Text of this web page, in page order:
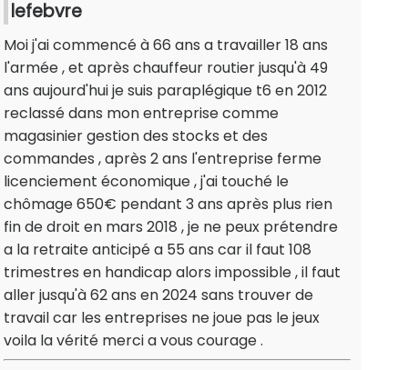
lefebvre
Moi j'ai commencé à 66 ans a travailler 18 ans
l'armée , et après chauffeur routier jusqu'à 49
ans aujourd'hui je suis paraplégique t6 en 2012
reclassé dans mon entreprise comme
magasinier gestion des stocks et des
commandes , après 2 ans l'entreprise ferme
licenciement économique , j'ai touché le
chômage 650€ pendant 3 ans après plus rien
fin de droit en mars 2018 , je ne peux prétendre
a la retraite anticipé a 55 ans car il faut 108
trimestres en handicap alors impossible , il faut
aller jusqu'à 62 ans en 2024 sans trouver de
travail car les entreprises ne joue pas le jeux
voila la vérité merci a vous courage .